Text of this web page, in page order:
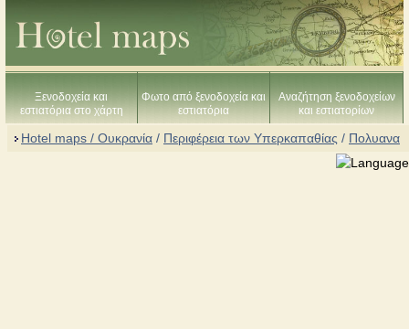
Ξενοδοχεία και
εστιατόρια στο χάρτη
Φωτο από ξενοδοχεία και
εστιατόρια
Αναζήτηση ξενοδοχείων
και εστιατορίων
Hotel maps / Ουκρανία / Περιφέρεια των Υπερκαπαθίας / Πολυανα